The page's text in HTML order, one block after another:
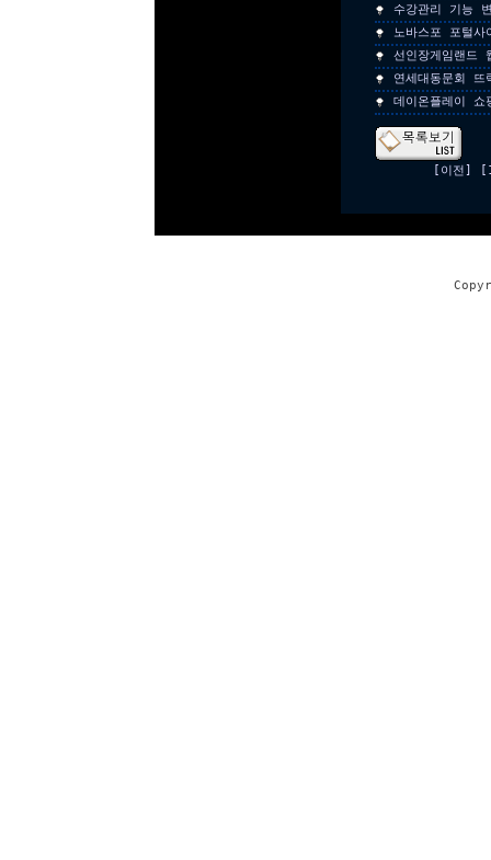
수강관리 기능
노바스포 포털사
선인장게임랜드
연세대동문회
데이온플레이 쇼
[이전]